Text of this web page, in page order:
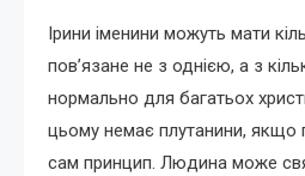
Ірини іменини можуть мати
пов’язане не з однією, а з
нормально для багатьох
цьому немає плутанини, якщо
сам принцип. Людина може